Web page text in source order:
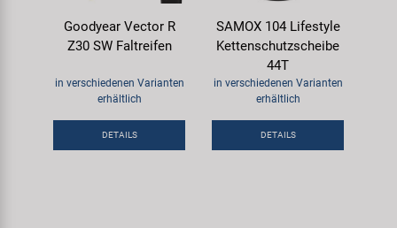
Goodyear Vector R
Z30 SW Faltreifen
in verschiedenen Varianten
erhältlich
DETAILS
SAMOX 104 Lifestyle
Kettenschutzscheibe
44T
in verschiedenen Varianten
erhältlich
DETAILS